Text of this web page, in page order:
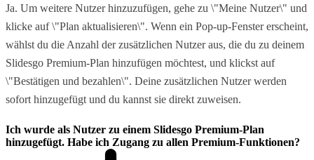
Ja. Um weitere Nutzer hinzuzufügen, gehe zu \"Meine Nutzer\" und
klicke auf \"Plan aktualisieren\". Wenn ein Pop-up-Fenster erscheint,
wählst du die Anzahl der zusätzlichen Nutzer aus, die du zu deinem
Slidesgo Premium-Plan hinzufügen möchtest, und klickst auf
\"Bestätigen und bezahlen\". Deine zusätzlichen Nutzer werden
sofort hinzugefügt und du kannst sie direkt zuweisen.
Ich wurde als Nutzer zu einem Slidesgo Premium-Plan
hinzugefügt. Habe ich Zugang zu allen Premium-Funktionen?